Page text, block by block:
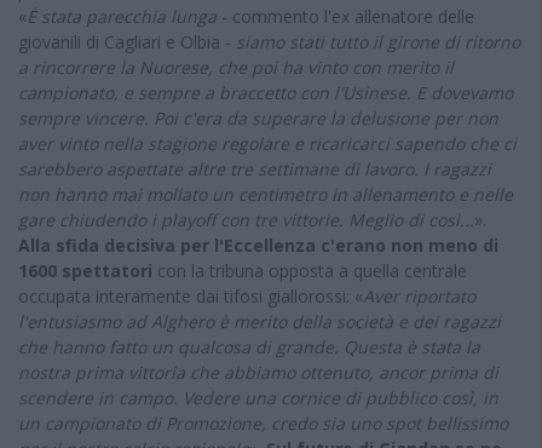
«Ė stata parecchia lunga - commento l'ex allenatore delle
giovanili di Cagliari e Olbia - siamo stati tutto il girone di ritorno
a rincorrere la Nuorese, che poi ha vinto con merito il
campionato, e sempre a braccetto con l'Usinese. E dovevamo
sempre vincere. Poi c'era da superare la delusione per non
aver vinto nella stagione regolare e ricaricarci sapendo che ci
sarebbero aspettate altre tre settimane di lavoro. I ragazzi
non hanno mai mollato un centimetro in allenamento e nelle
gare chiudendo i playoff con tre vittorie. Meglio di così...».
Alla sfida decisiva per l'Eccellenza c'erano non meno di
1600 spettatori con la tribuna opposta a quella centrale
occupata interamente dai tifosi giallorossi: «Aver riportato
l'entusiasmo ad Alghero è merito della società e dei ragazzi
che hanno fatto un qualcosa di grande. Questa è stata la
nostra prima vittoria che abbiamo ottenuto, ancor prima di
scendere in campo. Vedere una cornice di pubblico così, in
un campionato di Promozione, credo sia uno spot bellissimo